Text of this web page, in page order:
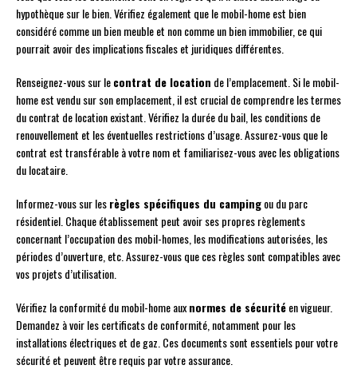
hypothèque sur le bien. Vérifiez également que le mobil-home est bien
considéré comme un bien meuble et non comme un bien immobilier, ce qui
pourrait avoir des implications fiscales et juridiques différentes.
Renseignez-vous sur lecontrat de location de l’emplacement. Si le mobil-
home est vendu sur son emplacement, il est crucial de comprendre les termes
du contrat de location existant. Vérifiez la durée du bail, les conditions de
renouvellement et les éventuelles restrictions d’usage. Assurez-vous que le
contrat est transférable à votre nom et familiarisez-vous avec les obligations
du locataire.
Informez-vous sur lesrègles spécifiques du campingou du parc
résidentiel. Chaque établissement peut avoir ses propres règlements
concernant l’occupation des mobil-homes, les modifications autorisées, les
périodes d’ouverture, etc. Assurez-vous que ces règles sont compatibles avec
vos projets d’utilisation.
Vérifiez la conformité du mobil-home auxnormes de sécuritéen vigueur.
Demandez à voir les certificats de conformité, notamment pour les
installations électriques et de gaz. Ces documents sont essentiels pour votre
sécurité et peuvent être requis par votre assurance.